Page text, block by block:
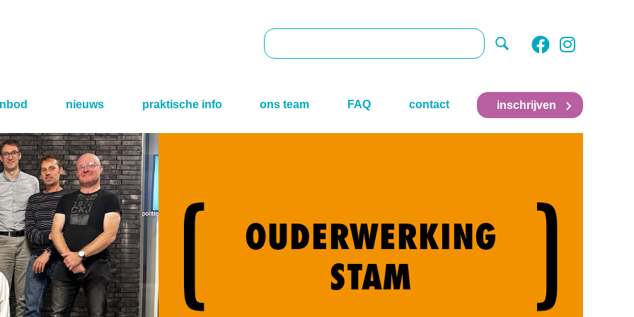
Zoek
deze
nieuws praktische info ons team FAQ contact inschrijven
OUDERWERKING
STAM